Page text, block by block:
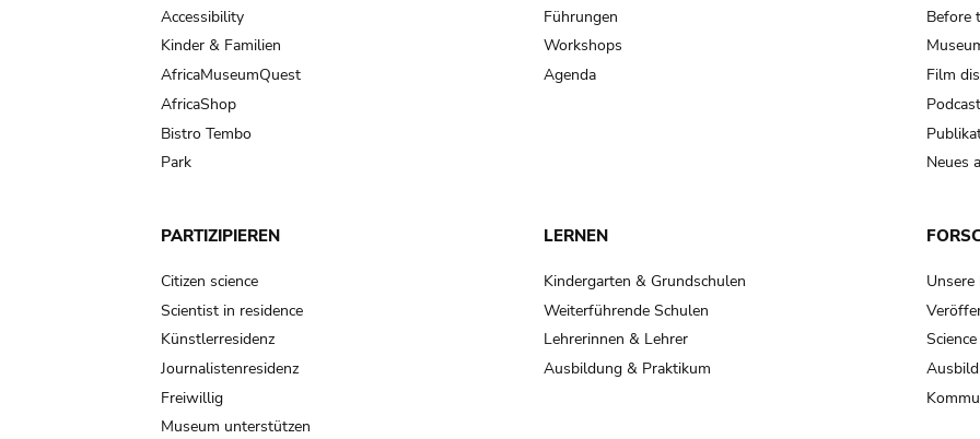
Accessibility
Kinder & Familien
AfricaMuseumQuest
AfricaShop
Bistro Tembo
Park
Führungen
Workshops
Agenda
Before
Film
Neues
PARTIZIPIEREN
Citizen science
Scientist in residence
Künstlerresidenz
Journalistenresidenz
Freiwillig
Museum unterstützen
LERNEN
Kindergarten & Grundschulen
Weiterführende Schulen
Lehrerinnen & Lehrer
Ausbildung & Praktikum